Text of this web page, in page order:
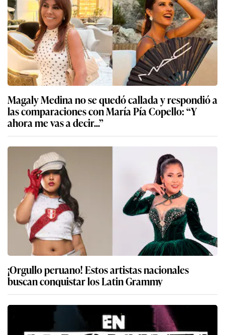
Magaly Medina no se quedó callada y respondió a
las comparaciones con María Pía Copello: “Y
ahora me vas a decir...”
¡Orgullo peruano! Estos artistas nacionales
buscan conquistar los Latin Grammy